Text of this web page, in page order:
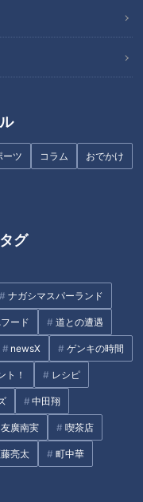
ーツ コラム おでかけ
グ
ナガシマスパーランド
ード 道との遭遇
newsX ゲンキの時間
ト！ レシピ
中田翔
友廣南実 喫茶店
亮太 町中華
ンズを愛し、愛された男
語る
満と松坂大輔に救われた
ゴンズ小笠原慎之介の
支えた超一流の存在
共有したい番組のコト